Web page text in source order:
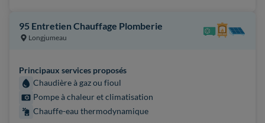
95 Entretien Chauffage Plomberie
Longjumeau
Principaux services proposés
Chaudière à gaz ou fioul
Pompe à chaleur et climatisation
Chauffe-eau thermodynamique